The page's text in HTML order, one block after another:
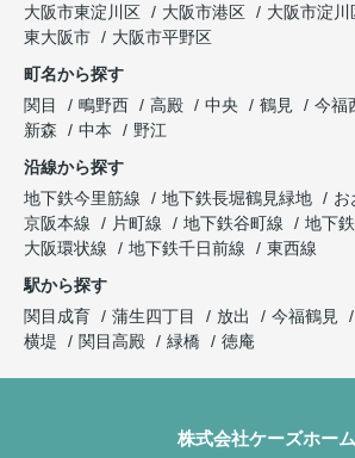
大阪市東淀川区
大阪市港区 大阪市淀川
東大阪市
大阪市平野区
町名から探す
関目
鴫野西 高殿 中央 鶴見 今福
新森
中本
野江
沿線から探す
地下鉄今里筋線
地下鉄長堀鶴見緑地
お
京阪本線
片町線 地下鉄谷町線
地下
大阪環状線
地下鉄千日前線
東西線
駅から探す
関目成育
蒲生四丁目 放出 今福鶴見
横堤
関目高殿 緑橋 徳庵
株式会社ケーズホーム